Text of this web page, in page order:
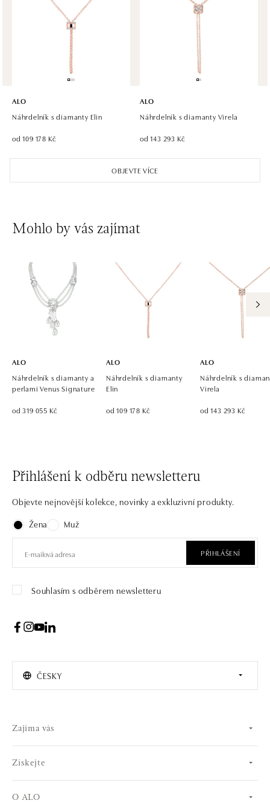
ALO diamonds, Westfield, Praha 4 - Chodov
Roztylská 2321/19, 148 00 Praha 4 - Chodov
tel.: +420 773 585 559, +420 730 802 800
dnes otevřeno od 09:00
ALO diamonds Hilton, Košice
otevřeno v Pondělí od 09:00
ALO diamonds OC Aupark, Bratislava
Einsteinova 18, 851 01 Bratislava
tel.: +421 917 090 891
ALO diamonds OC Avion, Bratislava
dnes otevřeno od 09:00
ALO diamonds OC Eurovea, Bratislava
Pribinova 8, 811 09 Bratislava
tel.: +421 917 090 700, +421 918 777 670
OBJEVTE VÍCE
ALO
Náhrdelník s diamanty Elin
od 109 178 Kč
ALO
Náhrdelník s diamanty Virela
od 143 293 Kč
Mohlo by vás zajímat
ALO
Náhrdelník s diamanty a
perlami Venus Signature
od 319 055 Kč
ALO
Náhrdelník s diamanty
Elin
od 109 178 Kč
ALO
Náhrdelník s
Virela
od 143 293 Kč
Přihlášení k odběru newsletteru
Objevte nejnovější kolekce, novinky a exkluzivní produkty.
Žena
Muž
PŘIHLÁŠENÍ
Souhlasím s odběrem newsletteru
ČESKY
Zajíma vás
Získejte
O ALO